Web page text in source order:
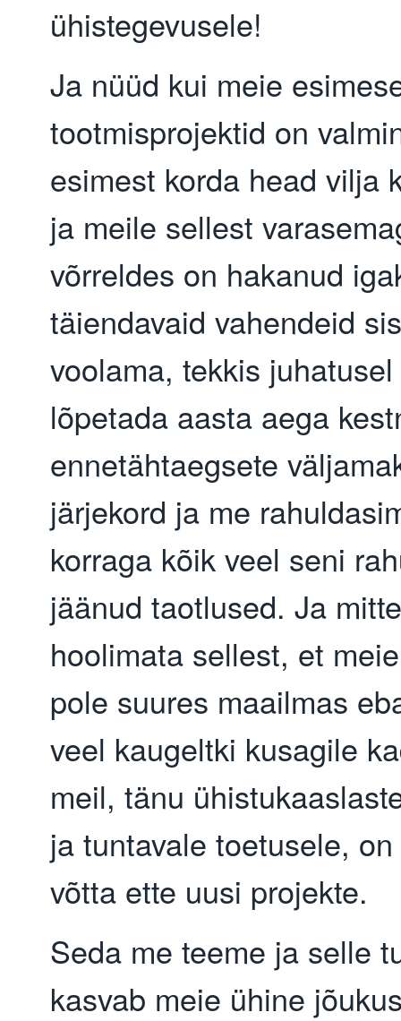
ühistegevusele!
Ja nüüd kui meie
tootmisprojektid on
esimest korda head vilja
ja meile sellest
võrreldes on hakanud
täiendavaid vahendeid
voolama, tekkis
lõpetada aasta aega
ennetähtaegsete
järjekord ja me
korraga kõik veel seni
jäänud taotlused. Ja
hoolimata sellest, et
pole suures maailmas
veel kaugeltki kusagile
meil, tänu
ja tuntavale toetusele,
võtta ette uusi projekte.
Seda me teeme ja selle
kasvab meie ühine